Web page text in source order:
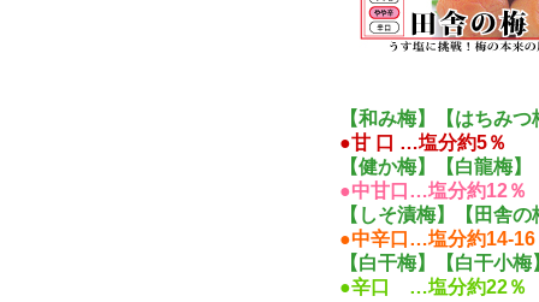
【和み梅】【はちみつ
●甘 口 …塩分約5％ 上
【健か梅】【白龍梅】
●中甘口…塩分約12％
【しそ漬梅】【田舎の
●中辛口…塩分約14-16
【白干梅】【白干小梅
●辛口 …塩分約22％